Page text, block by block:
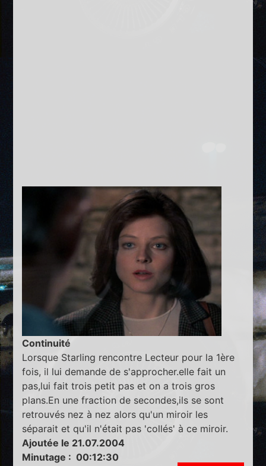
Continuité
Lorsque Starling rencontre Lecteur pour la 1ère
fois, il lui demande de s'approcher.elle fait un
pas,lui fait trois petit pas et on a trois gros
plans.En une fraction de secondes,ils se sont
retrouvés nez à nez alors qu'un miroir les
séparait et qu'il n'était pas 'collés' à ce miroir.
Ajoutée le 21.07.2004
Minutage : 00:12:30